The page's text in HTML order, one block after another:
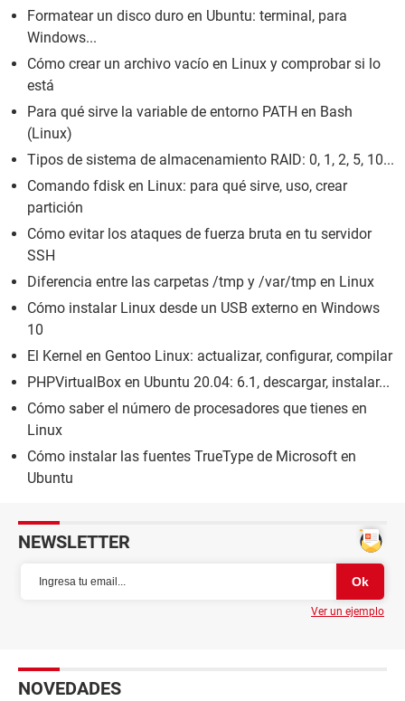
Formatear un disco duro en Ubuntu: terminal, para
Windows...
Cómo crear un archivo vacío en Linux y comprobar si lo
está
Para qué sirve la variable de entorno PATH en Bash
(Linux)
Tipos de sistema de almacenamiento RAID: 0, 1, 2, 5, 10...
Comando fdisk en Linux: para qué sirve, uso, crear
partición
Cómo evitar los ataques de fuerza bruta en tu servidor
SSH
Diferencia entre las carpetas /tmp y /var/tmp en Linux
Cómo instalar Linux desde un USB externo en Windows
10
El Kernel en Gentoo Linux: actualizar, configurar, compilar
PHPVirtualBox en Ubuntu 20.04: 6.1, descargar, instalar...
Cómo saber el número de procesadores que tienes en
Linux
Cómo instalar las fuentes TrueType de Microsoft en
Ubuntu
NEWSLETTER
Ver un ejemplo
NOVEDADES